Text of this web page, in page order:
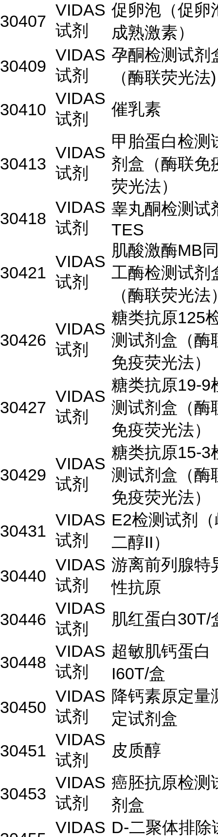
30407
VIDAS
试剂
促卵泡（促卵
成熟激素）
30409
VIDAS
试剂
孕酮检测试剂
（酶联荧光法)
30410
VIDAS
试剂
催乳素
30413
VIDAS
试剂
甲胎蛋白检测
剂盒（酶联免
荧光法）
30418
VIDAS
试剂
睾丸酮检测试
TES
30421
VIDAS
试剂
肌酸激酶MB
工酶检测试剂
（酶联荧光法
30426
VIDAS
试剂
糖类抗原125
测试剂盒（酶
免疫荧光法）
30427
VIDAS
试剂
糖类抗原19-9
测试剂盒（酶
免疫荧光法）
30429
VIDAS
试剂
糖类抗原15-3
测试剂盒（酶
免疫荧光法）
30431
VIDAS
试剂
E2检测试剂
二醇II）
30440
VIDAS
试剂
游离前列腺特
性抗原
30446
VIDAS
试剂
肌红蛋白30T/
30448
VIDAS
试剂
超敏肌钙蛋白
I60T/盒
30450
VIDAS
试剂
降钙素原定量
定试剂盒
30451
VIDAS
试剂
皮质醇
30453
VIDAS
试剂
癌胚抗原检测
剂盒
VIDAS D-二聚体排除